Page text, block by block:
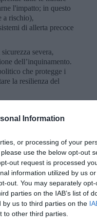
Information
or processing of your
use the below opt-out
out request is processed
information utilized by us
out. You may separately
parties on the IAB’s list of
by us to third parties on the
to other third parties.
l'impatto; in questo
a rischio),
di allerta precoce
severa,
dell’inquinamento.
che protegge i
la resilienza del
e energetica.
- che i
delle loro malattie. I
interiore.
un diverso modo di
radicale del